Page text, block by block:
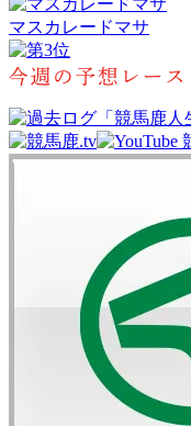
マスカレードマサ